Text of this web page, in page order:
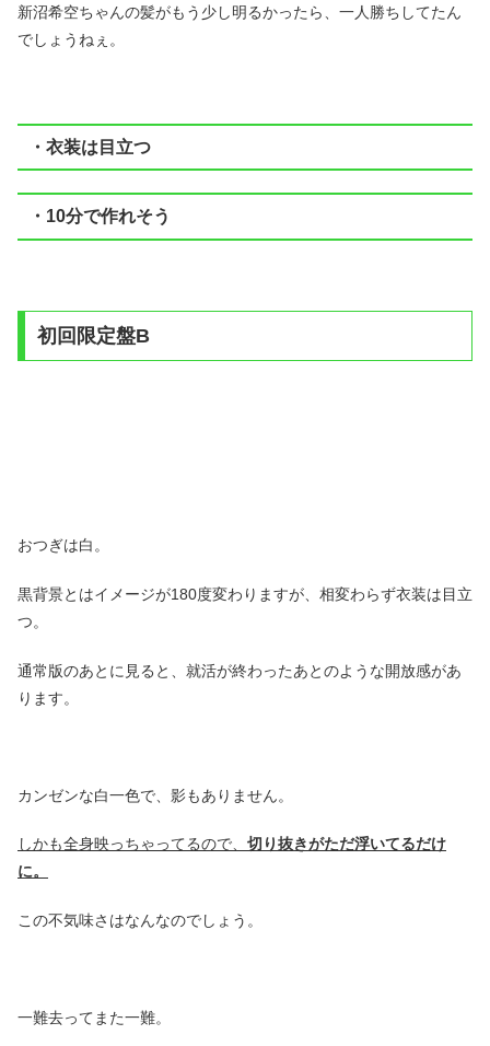
新沼希空ちゃんの髪がもう少し明るかったら、一人勝ちしてたん
でしょうねぇ。
・衣装は目立つ
・10分で作れそう
初回限定盤B
おつぎは白。
黒背景とはイメージが180度変わりますが、相変わらず衣装は目立
つ。
通常版のあとに見ると、就活が終わったあとのような開放感があ
ります。
カンゼンな白一色で、影もありません。
しかも全身映っちゃってるので、 切り抜きがただ浮いてるだけ
に。
この不気味さはなんなのでしょう。
一難去ってまた一難。